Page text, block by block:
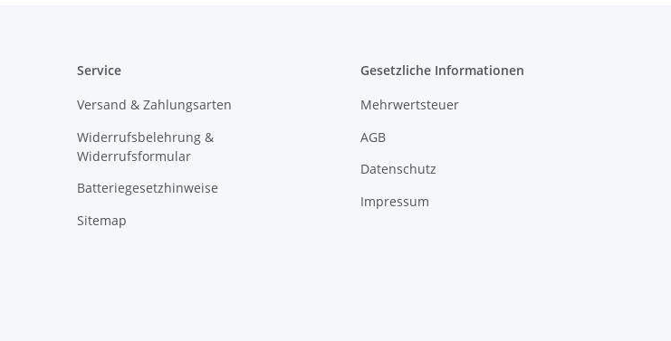
Service
Versand & Zahlungsarten
Widerrufsbelehrung &
Widerrufsformular
Batteriegesetzhinweise
Sitemap
Gesetzliche Informationen
Mehrwertsteuer
AGB
Datenschutz
Impressum